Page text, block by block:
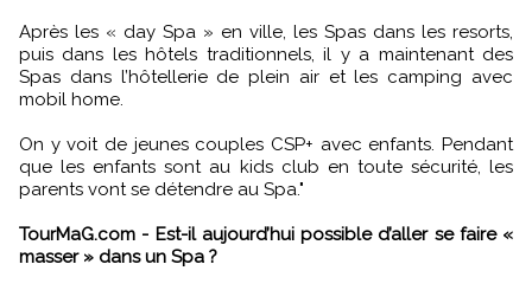
Après les « day Spa » en ville, les Spas dans les resorts,
puis dans les hôtels traditionnels, il y a maintenant des
Spas dans l’hôtellerie de plein air et les camping avec
mobil home.
On y voit de jeunes couples CSP+ avec enfants. Pendant
que les enfants sont au kids club en toute sécurité, les
parents vont se détendre au Spa."
TourMaG.com - Est-il aujourd’hui possible d’aller se faire «
masser » dans un Spa ?